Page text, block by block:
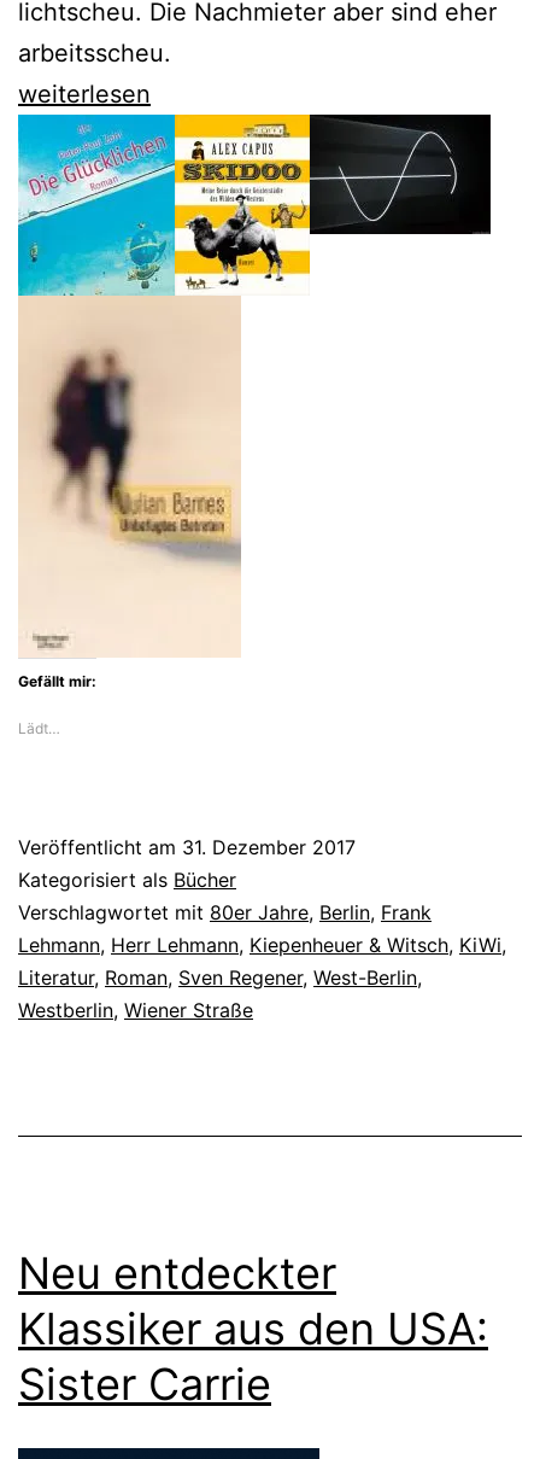
lichtscheu. Die Nachmieter aber sind eher
arbeitsscheu.
Sven
Regener
lässt
Herrn
Lehmann
keine
weiterlesen
Gefällt mir:
Lädt…
Veröffentlicht am 31. Dezember 2017
Kategorisiert als Bücher
Verschlagwortet mit 80er Jahre, Berlin, Frank
Lehmann, Herr Lehmann, Kiepenheuer & Witsch, KiWi,
Literatur, Roman, Sven Regener, West-Berlin,
Westberlin, Wiener Straße
Neu entdeckter
Klassiker aus den USA:
Sister Carrie